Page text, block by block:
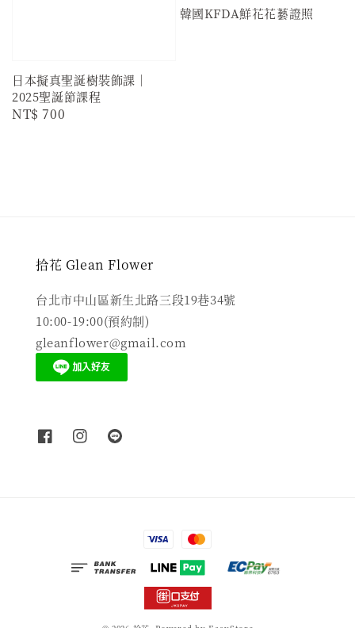
日本擬真聖誕樹裝飾課｜
2025聖誕節課程
Regular
NT$ 700
韓國KFDA鮮花花藝證照
拾花 Glean Flower
台北市中山區新生北路三段19巷34號
10:00-19:00(預約制)
gleanflower@gmail.com